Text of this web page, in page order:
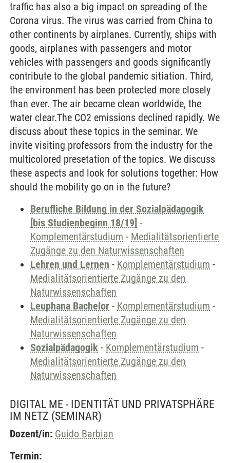
traffic has also a big impact on spreading of the
Corona virus. The virus was carried from China to
other continents by airplanes. Currently, ships with
goods, airplanes with passengers and motor
vehicles with passengers and goods significantly
contribute to the global pandemic sitiation. Third,
the environment has been protected more closely
than ever. The air became clean worldwide, the
water clear.The CO2 emissions declined rapidly. We
discuss about these topics in the seminar. We
invite visiting professors from the industry for the
multicolored presetation of the topics. We discuss
these aspects and look for solutions together: How
should the mobility go on in the future?
Berufliche Bildung in der Sozialpädagogik
[bis Studienbeginn 18/19] -
Komplementärstudium - Medialitätsorientierte
Zugänge zu den Naturwissenschaften
Lehren und Lernen - Komplementärstudium -
Medialitätsorientierte Zugänge zu den
Naturwissenschaften
Leuphana Bachelor - Komplementärstudium -
Medialitätsorientierte Zugänge zu den
Naturwissenschaften
Sozialpädagogik - Komplementärstudium -
Medialitätsorientierte Zugänge zu den
Naturwissenschaften
DIGITAL ME - IDENTITÄT UND PRIVATSPHÄRE
IM NETZ (SEMINAR)
Dozent/in: Guido Barbian
Termin: